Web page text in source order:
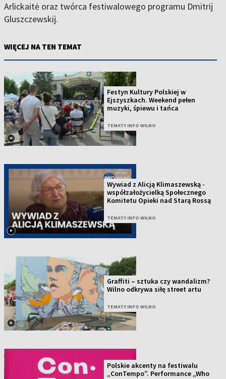
Arlickaitė oraz twórca festiwalowego programu Dmitrij
Gluszczewskij.
WIĘCEJ NA TEN TEMAT
Festyn Kultury Polskiej w
Ejszyszkach. Weekend pełen
muzyki, śpiewu i tańca
TEMATY INFO WILNO
Wywiad z Alicją Klimaszewską -
współzałożycielką Społecznego
Komitetu Opieki nad Starą Rossą
TEMATY INFO WILNO
Graffiti – sztuka czy wandalizm?
Wilno odkrywa siłę street artu
TEMATY INFO WILNO
Polskie akcenty na festiwalu
„ConTempo”. Performance „Who